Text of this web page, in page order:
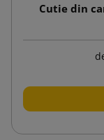
Cutie din